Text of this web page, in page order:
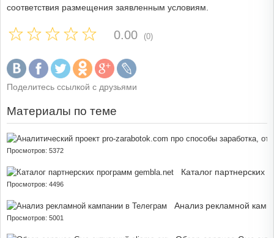
соответствия размещения заявленным условиям.
0.00 (0)
Поделитесь ссылкой с друзьями
Материалы по теме
Просмотров: 5372
Каталог партнерских
Просмотров: 4496
Анализ рекламной
Просмотров: 5001